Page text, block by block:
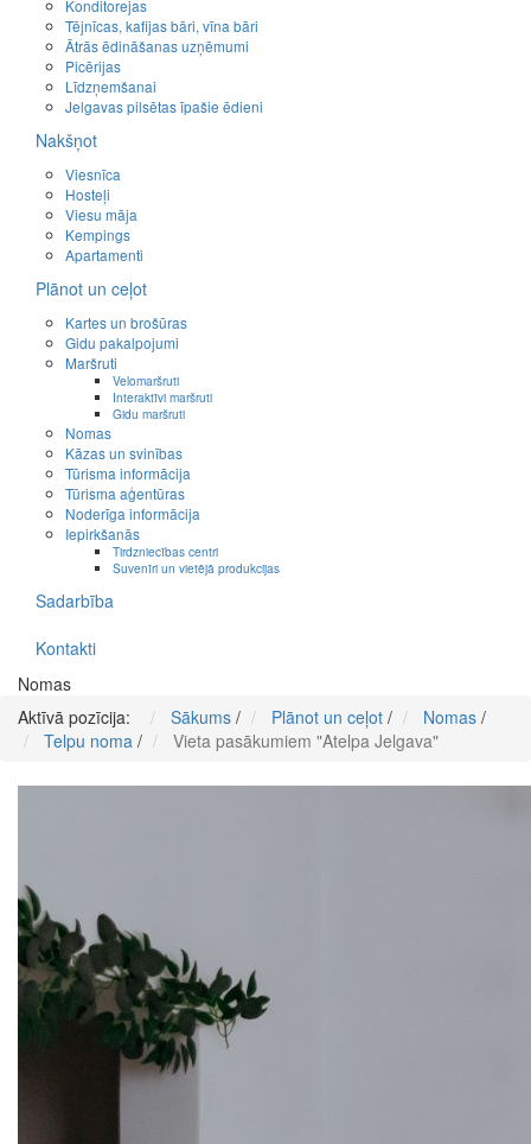
Konditorejas
Tējnīcas, kafijas bāri, vīna bāri
Ātrās ēdināšanas uzņēmumi
Picērijas
Līdzņemšanai
Jelgavas pilsētas īpašie ēdieni
Nakšņot
Viesnīca
Hosteļi
Viesu māja
Kempings
Apartamenti
Plānot un ceļot
Kartes un brošūras
Gidu pakalpojumi
Maršruti
Velomaršruti
Interaktīvi maršruti
Gidu maršruti
Nomas
Kāzas un svinības
Tūrisma informācija
Tūrisma aģentūras
Noderīga informācija
Iepirkšanās
Tirdzniecības centri
Suvenīri un vietējā produkcijas
Sadarbība
Kontakti
Nomas
Aktīvā pozīcija:
Sākums / Plānot un ceļot / Nomas /
Telpu noma / Vieta pasākumiem "Atelpa Jelgava"